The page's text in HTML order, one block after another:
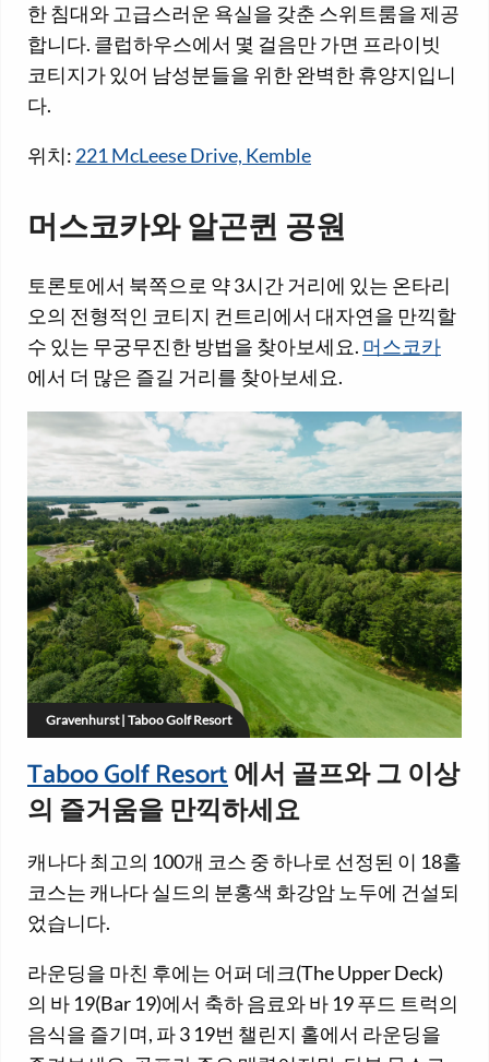
한 침대와 고급스러운 욕실을 갖춘 스위트룸을 제공
합니다. 클럽하우스에서 몇 걸음만 가면 프라이빗
코티지가 있어 남성분들을 위한 완벽한 휴양지입니
다.
위치: 221 McLeese Drive, Kemble
머스코카와 알곤퀸 공원
토론토에서 북쪽으로 약 3시간 거리에 있는 온타리
오의 전형적인 코티지 컨트리에서 대자연을 만끽할
수 있는 무궁무진한 방법을 찾아보세요. 머스코카
에서 더 많은 즐길 거리를 찾아보세요.
Gravenhurst | Taboo Golf Resort
Taboo Golf Resort에서 골프와 그 이상
의 즐거움을 만끽하세요
캐나다 최고의 100개 코스 중 하나로 선정된 이 18홀
코스는 캐나다 실드의 분홍색 화강암 노두에 건설되
었습니다.
라운딩을 마친 후에는 어퍼 데크(The Upper Deck)
의 바 19(Bar 19)에서 축하 음료와 바 19 푸드 트럭의
음식을 즐기며, 파 3 19번 챌린지 홀에서 라운딩을